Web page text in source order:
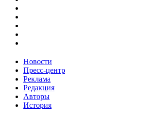
Новости
Пресс-центр
Реклама
Редакция
Авторы
История